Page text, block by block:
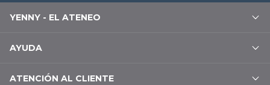
YENNY - EL ATENEO
AYUDA
ATENCIÓN AL CLIENTE